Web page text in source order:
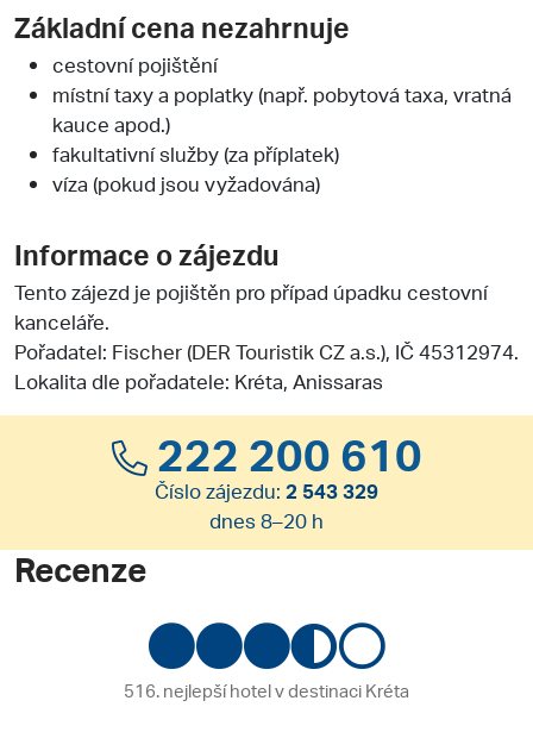
Základní cena nezahrnuje
cestovní pojištění
místní taxy a poplatky (např. pobytová taxa, vratná
kauce apod.)
fakultativní služby (za příplatek)
víza (pokud jsou vyžadována)
Informace o zájezdu
Tento zájezd je pojištěn pro případ úpadku cestovní
kanceláře.
Pořadatel: Fischer (DER Touristik CZ a.s.), IČ 45312974.
Lokalita dle pořadatele: Kréta, Anissaras
222 200 610
Číslo zájezdu: 2 543 329
dnes 8–20 h
Recenze
516. nejlepší hotel v destinaci Kréta